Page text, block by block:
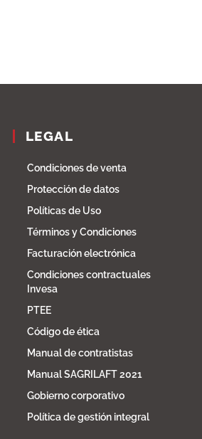
LEGAL
Condiciones de venta
Protección de datos
Políticas de Uso
Términos y Condiciones
Facturación electrónica
Condiciones contractuales
Invesa
PTEE
Código de ética
Manual de contratistas
Manual SAGRILAFT 2021
Gobierno corporativo
Política de gestión integral